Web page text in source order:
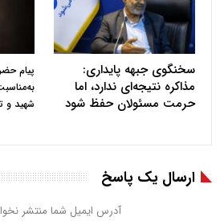
سخنگوی جبهه پایداری:
مذاکره نتیجه‌ای ندارد، اما
حرمت مسئولان حفظ شود
پیام
شهید و
ارسال یک پاسخ
آدرس ایمیل شما منتشر